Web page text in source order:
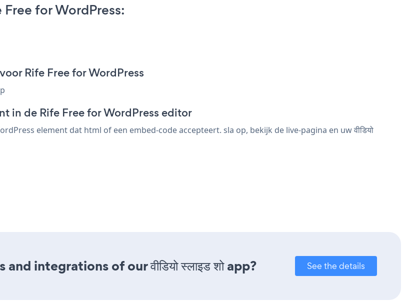
Free for WordPress:
voor Rife Free for WordPress
in de Rife Free for WordPress editor
element dat html of een embed-code accepteert. sla op, bekijk de live-pagina en uw वीडियो
integrations of our वीडियो स्लाइड शो app? See the details